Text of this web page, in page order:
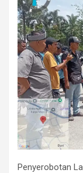
Penyerobotan